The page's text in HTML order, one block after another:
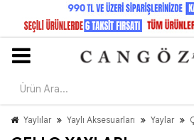
Yaylılar Yaylı Aksesuarları Yaylar